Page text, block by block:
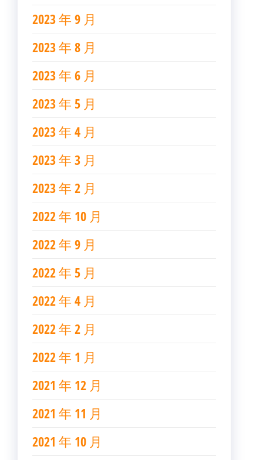
2023 年 9 月
2023 年 8 月
2023 年 6 月
2023 年 5 月
2023 年 4 月
2023 年 3 月
2023 年 2 月
2022 年 10 月
2022 年 9 月
2022 年 5 月
2022 年 4 月
2022 年 2 月
2022 年 1 月
2021 年 12 月
2021 年 11 月
2021 年 10 月